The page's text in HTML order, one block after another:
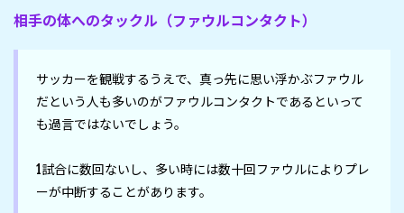
相手の体へのタックル（ファウルコンタクト）
サッカーを観戦するうえで、真っ先に思い浮かぶファウル
だという人も多いのがファウルコンタクトであるといって
も過言ではないでしょう。
1試合に数回ないし、多い時には数十回ファウルによりプレ
ーが中断することがあります。